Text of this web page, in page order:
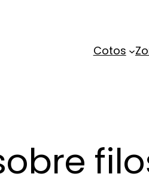
Cotos